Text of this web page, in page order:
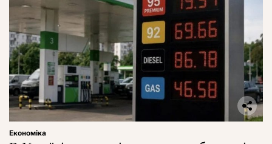
Економіка